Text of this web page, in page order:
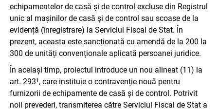
echipamentelor de casă și de control excluse din Registrul
unic al mașinilor de casă și de control sau scoase de la
evidență (înregistrare) la Serviciul Fiscal de Stat. În
prezent, aceasta este sancționată cu amendă de la 200 la
300 de unități convenționale aplicată persoanei juridice.
În același timp, proiectul introduce un nou alineat (11) la
art. 293¹, care instituie o contravenție nouă pentru
furnizorii de echipamente de casă și de control. Potrivit
noii prevederi, transmiterea către Serviciul Fiscal de Stat a